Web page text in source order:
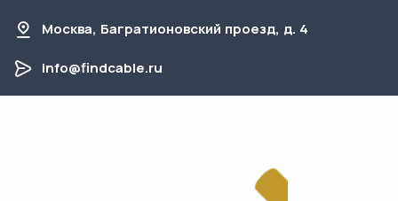
Москва, Багратионовский проезд, д. 4
info@findcable.ru